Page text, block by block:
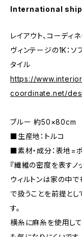
International
レイアウト、コーディ
ヴィンテージの1K：ソ
タイル
https://
coordinate.net/
ブルー 約50×80cm
■生産地：トルコ
■素材・成分：表地=
『繊維の密度を表すノ
ウィルトンは家の中
で扱うことを前提と
す。
横糸に麻糸を使用し